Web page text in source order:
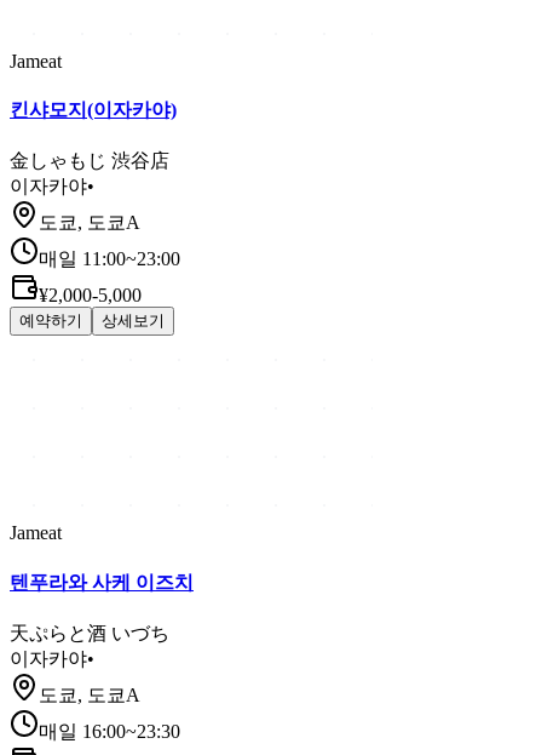
Jameat
킨샤모지(이자카야)
金しゃもじ 渋谷店
이자카야•
도쿄, 도쿄A
매일 11:00~23:00
¥2,000-5,000
예약하기 상세보기
Jameat
텐푸라와 사케 이즈치
天ぷらと酒 いづち
이자카야•
도쿄, 도쿄A
매일 16:00~23:30